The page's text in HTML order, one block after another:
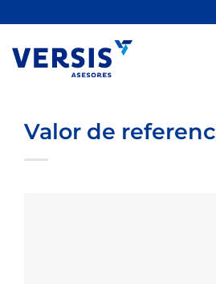
contenido
Valor de